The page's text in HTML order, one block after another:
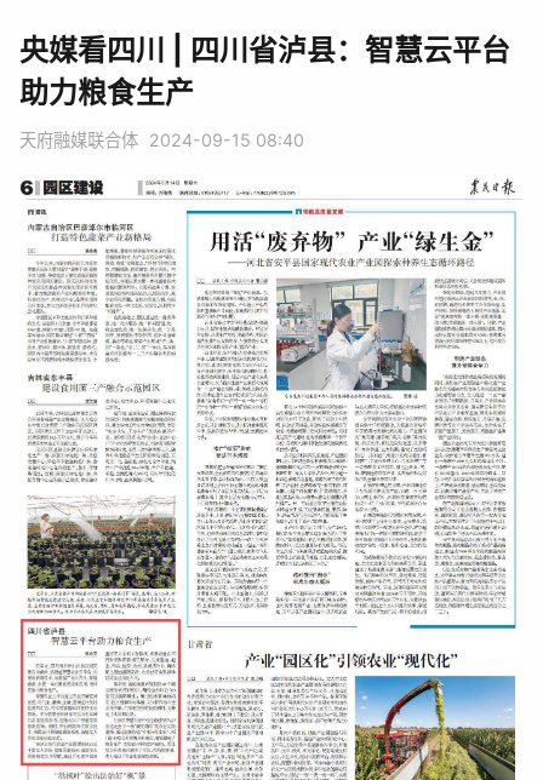
央媒看四川 | 四川省泸县：智慧云平台
助力粮食生产
天府融媒联合体 2024-09-15 08:40